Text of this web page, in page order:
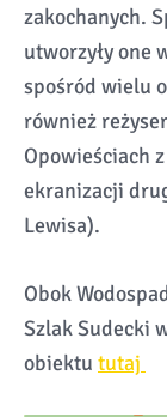
zakochanych.
utworzyły one
spośród wielu
również
Opowieściach
ekranizacji
Lewisa).
Obok
Szlak Sudecki
obiektu tutaj